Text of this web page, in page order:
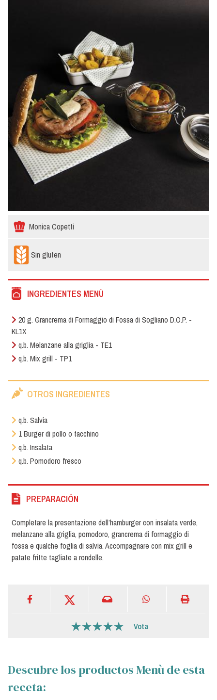
Monica Copetti
Sin gluten
INGREDIENTES MENÙ
20 g. Grancrema di Formaggio di Fossa di Sogliano D.O.P. -
KL1X
q.b. Melanzane alla griglia - TE1
q.b. Mix grill - TP1
OTROS INGREDIENTES
q.b. Salvia
1 Burger di pollo o tacchino
q.b. Insalata
q.b. Pomodoro fresco
PREPARACIÓN
Completare la presentazione dell’hamburger con insalata verde,
melanzane alla griglia, pomodoro, grancrema di formaggio di
fossa e qualche foglia di salvia. Accompagnare con mix grill e
patate fritte tagliate a rondelle.
Vota
Descubre los productos Menù de esta
receta: